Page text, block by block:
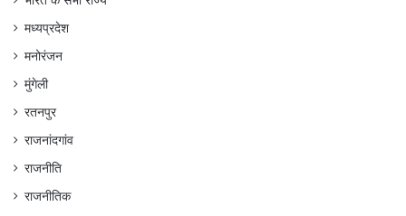
मध्यप्रदेश
मनोरंजन
मुंगेली
रतनपुर
राजनांदगांव
राजनीति
राजनीतिक